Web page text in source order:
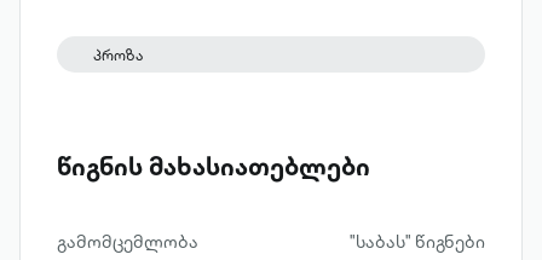
პროზა
წიგნის მახასიათებლები
გამომცემლობა
"საბას" წიგნები